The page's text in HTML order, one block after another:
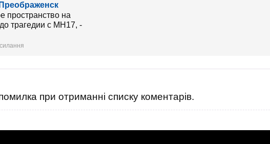
при отриманні списку коментарів.